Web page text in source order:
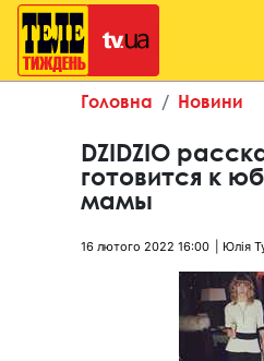
Головна Новини
DZIDZIO
готовится к
мамы
16 лютого 2022 16:00 Юлія